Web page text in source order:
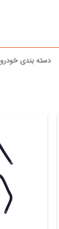
دسته بندی خودرو